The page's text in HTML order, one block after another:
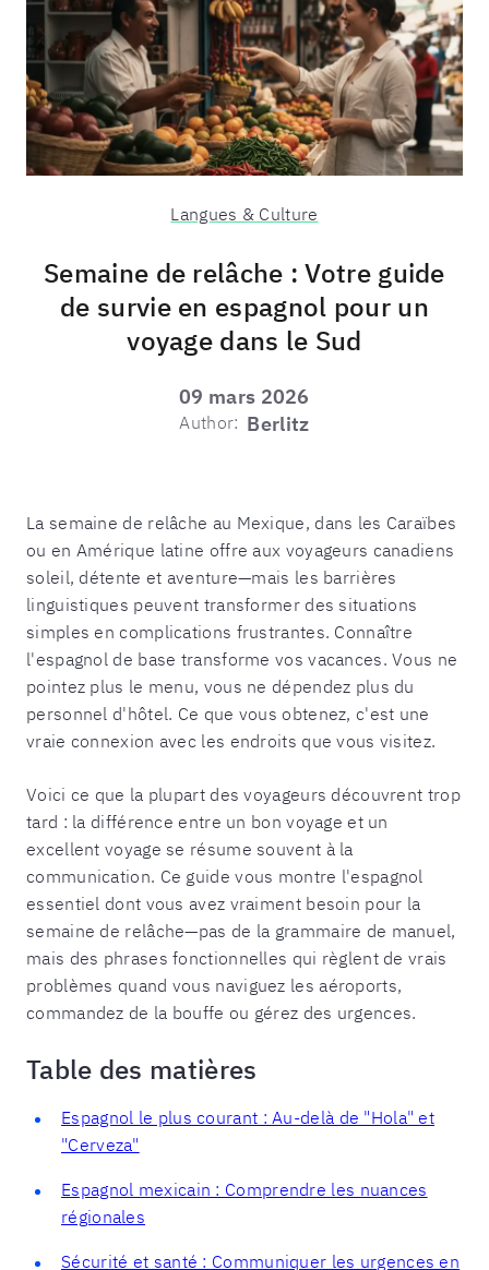
Langues & Culture
Semaine de relâche : Votre guide
de survie en espagnol pour un
voyage dans le Sud
09 mars 2026
Author: Berlitz
La semaine de relâche au Mexique, dans les Caraïbes
ou en Amérique latine offre aux voyageurs canadiens
soleil, détente et aventure—mais les barrières
linguistiques peuvent transformer des situations
simples en complications frustrantes. Connaître
l'espagnol de base transforme vos vacances. Vous ne
pointez plus le menu, vous ne dépendez plus du
personnel d'hôtel. Ce que vous obtenez, c'est une
vraie connexion avec les endroits que vous visitez.
Voici ce que la plupart des voyageurs découvrent trop
tard : la différence entre un bon voyage et un
excellent voyage se résume souvent à la
communication. Ce guide vous montre l'espagnol
essentiel dont vous avez vraiment besoin pour la
semaine de relâche—pas de la grammaire de manuel,
mais des phrases fonctionnelles qui règlent de vrais
problèmes quand vous naviguez les aéroports,
commandez de la bouffe ou gérez des urgences.
Table des matières
Espagnol le plus courant : Au-delà de "Hola" et
"Cerveza"
Espagnol mexicain : Comprendre les nuances
régionales
Sécurité et santé : Communiquer les urgences en